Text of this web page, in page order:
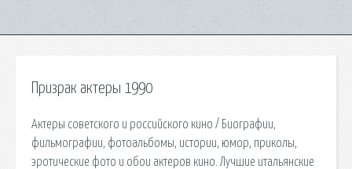
Призрак актеры 1990
Актеры советского и российского кино / Биографии,
фильмографии, фотоальбомы, истории, юмор, приколы,
эротические фото и обои актеров кино. Лучшие итальянские